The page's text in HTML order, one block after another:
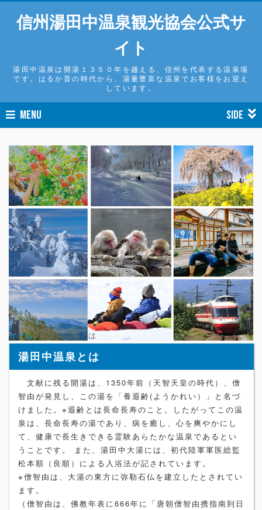
信州湯田中温泉観光協会公式サ
イト
湯田中温泉は開湯１３５０年を越える、信州を代表する温泉場
です。はるか昔の時代から、湯量豊富な温泉でお客様をお迎え
しています。
MENU SIDE
ホーム 湯田中温泉とは
湯田中温泉とは
文献に残る開湯は、1350年前（天智天皇の時代）、僧
智由が発見し、この湯を「養遐齢(ようかれい）」と名づ
けました。※遐齢とは長命長寿のこと。したがってこの温
泉は、長命長寿の湯であり、病を癒し、心を爽やかにし
て、健康で長生きできる霊験あらたかな温泉であるとい
うことです。 また、湯田中大湯には、初代陸軍軍医総監
松本順（良順）による入浴法が記されています。
※僧智由は、大湯の東方に弥勒石仏を建立したとされてい
ます。
（僧智由は、佛教年表に666年に「唐朝僧智由携指南到日